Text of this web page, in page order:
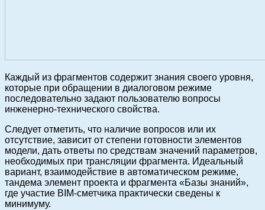
Каждый из фрагментов содержит знания своего уровня,
которые при обращении в диалоговом режиме
последовательно задают пользователю вопросы
инженерно-технического свойства.
Следует отметить, что наличие вопросов или их
отсутствие, зависит от степени готовности элементов
модели, дать ответы по средствам значений параметров,
необходимых при трансляции фрагмента. Идеальный
вариант, взаимодействие в автоматическом режиме,
тандема элемент проекта и фрагмента «Базы знаний»,
где участие BIM-сметчика практически сведены к
минимуму.